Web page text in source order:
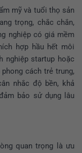
mỹ và tuổi thọ sản
trọng, chắc chắn,
nghiệp có giá mềm
hợp hầu hết môi
nghiệp startup hoặc
cách trẻ trung,
nhắc độ bền, khả
bảo sử dụng lâu
quan trọng là ưu